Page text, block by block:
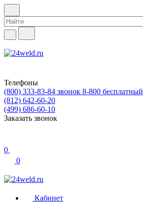
Телефоны
(800) 333-83-84 звонок 8-800 бесплатный
(812) 642-60-20
(499) 686-60-10
Заказать звонок
0
0
Кабинет